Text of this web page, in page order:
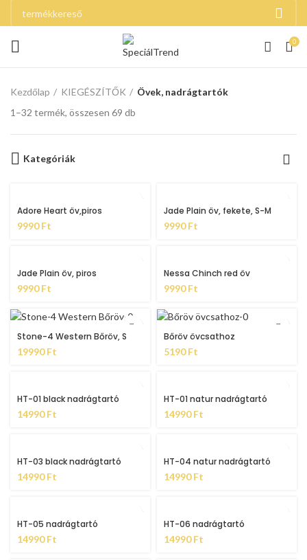
0
Kezdőlap KIEGÉSZÍTŐK
Övek, nadrágtartók
1–32 termék, összesen 69 db
Kategóriák
Adore Heart öv,piros
9990Ft
Jade Plain öv, fekete, S-M
9990Ft
Jade Plain öv, piros
9990Ft
Nessa Chinch red öv
9990Ft
Stone-4 Western Bőröv, S
19990Ft
Bőröv övcsathoz
5190Ft
HT-01 black nadrágtartó
14990Ft
HT-01 natur nadrágtartó
14990Ft
HT-03 black nadrágtartó
14990Ft
HT-04 natur nadrágtartó
14990Ft
HT-05 nadrágtartó
14990Ft
HT-06 nadrágtartó
14990Ft